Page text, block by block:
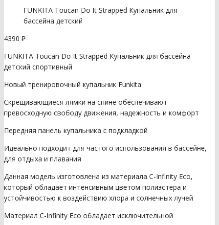
FUNKITA Toucan Do It Strapped Купальник для
бассейна детский
4390 ₽
FUNKITA Toucan Do It Strapped Купальник для бассейна
детский спортивный
Новый тренировочный купальник Funkita
Скрещивающиеся лямки на спине обеспечивают
превосходную свободу движения, надежность и комфорт
Передняя панель купальника с подкладкой
Идеально подходит для частого использования в бассейне,
для отдыха и плавания
Данная модель изготовлена из материала C-Infinity Eco,
который обладает интенсивным цветом полиэстера и
устойчивостью к воздействию хлора и солнечных лучей
Материал C-Infinity Eco обладает исключительной